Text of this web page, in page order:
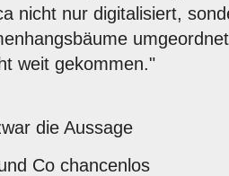
nicht nur digitalisiert,
weit gekommen."
die Aussage
Co chancenlos